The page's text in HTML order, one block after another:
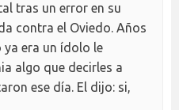
tras un error en su
contra el Oviedo. Años
era un ídolo le
algo que decirles a
ese día. El dijo: si,